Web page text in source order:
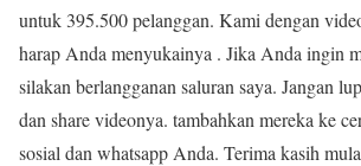
untuk 395.500 pelanggan. Kami dengan
harap Anda menyukainya . Jika Anda ingin
silakan berlangganan saluran saya. Jangan
dan share videonya. tambahkan mereka ke
sosial dan whatsapp Anda. Terima kasih